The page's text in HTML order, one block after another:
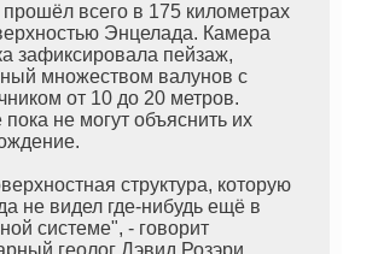
всего в 175 километрах
Энцелада. Камера
зафиксировала пейзаж,
множеством валунов с
от 10 до 20 метров.
не могут объяснить их
структура, которую
не видел где-нибудь ещё в
системе", - говорит
геолог Дэвид Розэри